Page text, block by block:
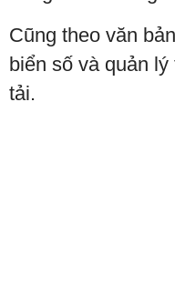
Cũng theo văn
biển số và quản
tải.